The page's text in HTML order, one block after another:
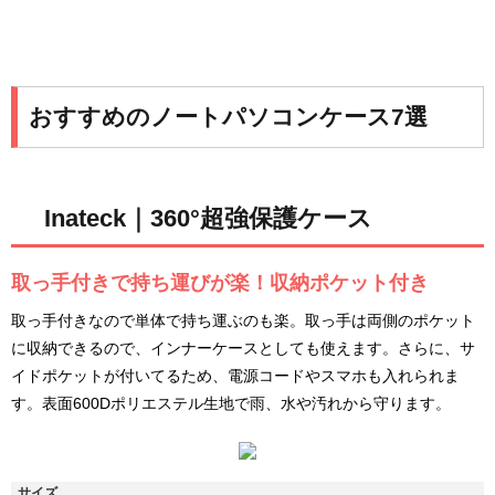
おすすめのノートパソコンケース7選
Inateck｜360°超強保護ケース
取っ手付きで持ち運びが楽！収納ポケット付き
取っ手付きなので単体で持ち運ぶのも楽。取っ手は両側のポケット
に収納できるので、インナーケースとしても使えます。さらに、サ
イドポケットが付いてるため、電源コードやスマホも入れられま
す。表面600Dポリエステル生地で雨、水や汚れから守ります。